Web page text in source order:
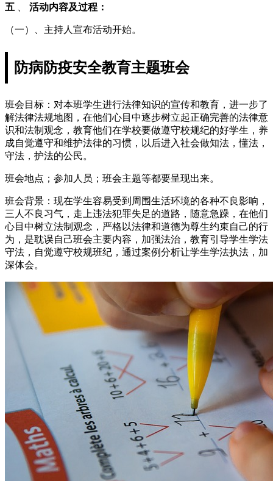
五 活动内容及过程：
（一）、主持人宣布活动开始。
防病防疫安全教育主题班会
班会目标：对本班学生进行法律知识的宣传和教育，进一步了
解法律法规地图，在他们心目中逐步树立起正确完善的法律意
识和法制观念，教育他们在学校要做遵守校规纪的好学生，养
成自觉遵守和维护法律的习惯，以后进入社会做知法，懂法，
守法，护法的公民。
班会地点；参加人员；班会主题等都要呈现出来。
班会背景：现在学生容易受到周围生活环境的各种不良影响，
三人不良习气，走上违法犯罪失足的道路，随意急躁，在他们
心目中树立法制观念，严格以法律和道德为尊生约束自己的行
为，是耽误自己班会主要内容，加强法治，教育引导学生学法
守法，自觉遵守校规班纪，通过案例分析让学生学法执法，加
深体会。